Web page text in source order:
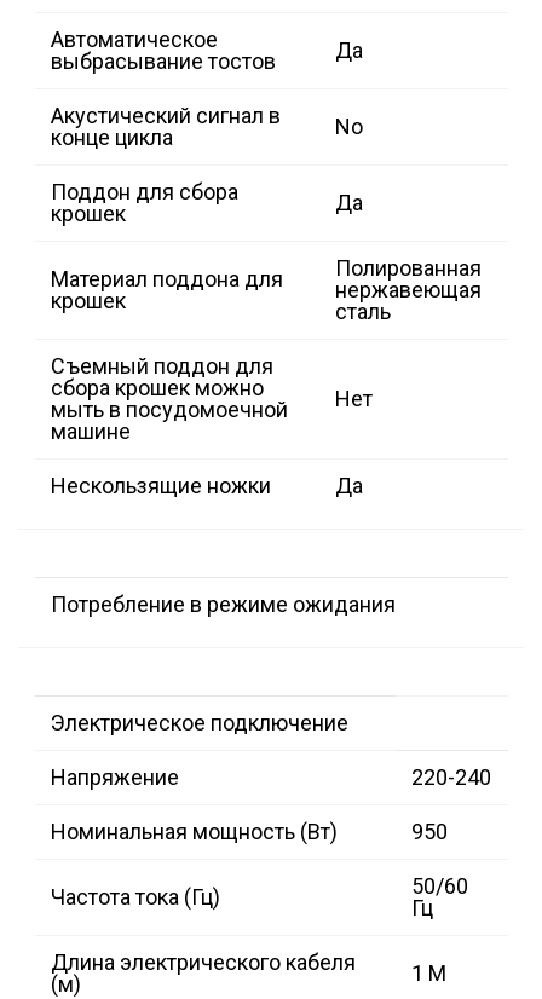
Автоматическое
выбрасывание тостов
Да
Акустический сигнал в
конце цикла
No
Поддон для сбора
крошек
Да
Материал поддона для
крошек
Полированная
нержавеющая
сталь
Съемный поддон для
сбора крошек можно
мыть в посудомоечной
машине
Нет
Нескользящие ножки Да
Потребление в режиме ожидания
Электрическое подключение
Напряжение 220-240
Номинальная мощность (Вт) 950
Частота тока (Гц)
50/60
Гц
Длина электрического кабеля
(м)
1 M